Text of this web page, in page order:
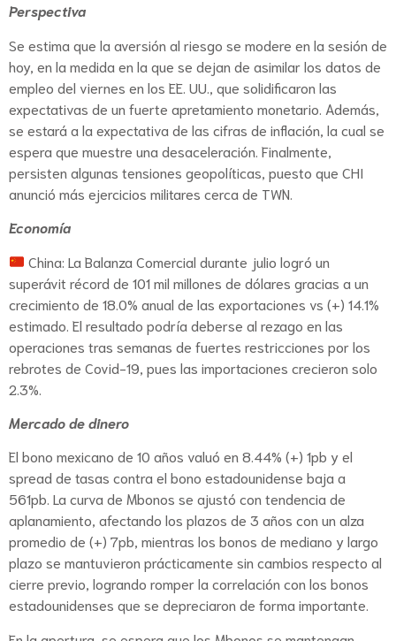
Perspectiva
Se estima que la aversión al riesgo se modere en la sesión de
hoy, en la medida en la que se dejan de asimilar los datos de
empleo del viernes en los EE. UU., que solidificaron las
expectativas de un fuerte apretamiento monetario. Además,
se estará a la expectativa de las cifras de inflación, la cual se
espera que muestre una desaceleración. Finalmente,
persisten algunas tensiones geopolíticas, puesto que CHI
anunció más ejercicios militares cerca de TWN.
Economía
China: La Balanza Comercial durante julio logró un
superávit récord de 101 mil millones de dólares gracias a un
crecimiento de 18.0% anual de las exportaciones vs (+) 14.1%
estimado. El resultado podría deberse al rezago en las
operaciones tras semanas de fuertes restricciones por los
rebrotes de Covid-19, pues las importaciones crecieron solo
2.3%.
Mercado de dinero
El bono mexicano de 10 años valuó en 8.44% (+) 1pb y el
spread de tasas contra el bono estadounidense baja a
561pb. La curva de Mbonos se ajustó con tendencia de
aplanamiento, afectando los plazos de 3 años con un alza
promedio de (+) 7pb, mientras los bonos de mediano y largo
plazo se mantuvieron prácticamente sin cambios respecto al
cierre previo, logrando romper la correlación con los bonos
estadounidenses que se depreciaron de forma importante.